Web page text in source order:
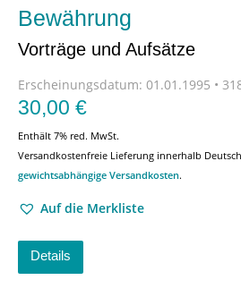
Bewährung
Vorträge und Aufsätze
Erscheinungsdatum: 01.01.1995 •
30,00 €
Enthält 7% red. MwSt.
Versandkostenfreie Lieferung innerhalb
gewichtsabhängige Versandkosten.
Auf die Merkliste
Details